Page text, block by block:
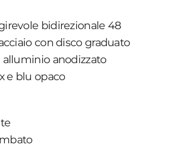
bidirezionale 48
con disco graduato
alluminio anodizzato
e blu opaco